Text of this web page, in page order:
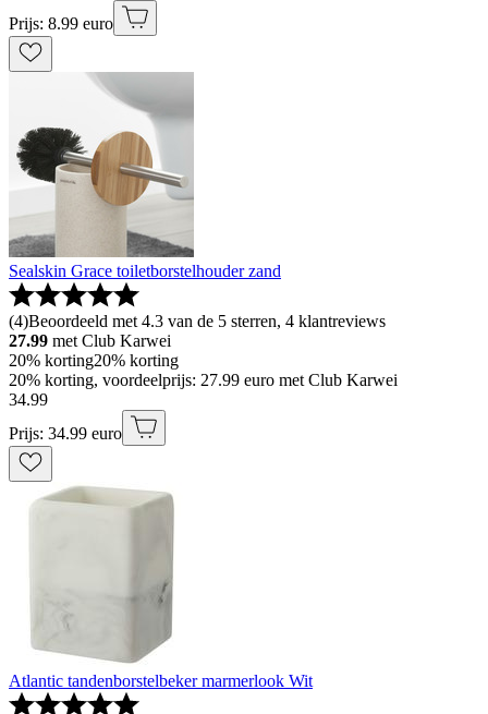
Prijs: 8.99 euro
Sealskin Grace toiletborstelhouder zand
(4)Beoordeeld met 4.3 van de 5 sterren, 4 klantreviews
27.99 met Club Karwei
20% korting20% korting
20% korting, voordeelprijs: 27.99 euro met Club Karwei
34.99
Prijs: 34.99 euro
Atlantic tandenborstelbeker marmerlook Wit